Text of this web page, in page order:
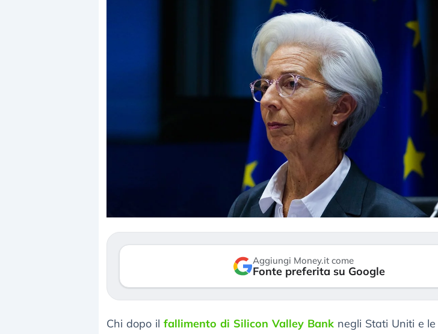
Aggiungi Money.it come
Fonte preferita su Google
Chi dopo il fallimento di Silicon Valley Banknegli Stati Uniti e
Dalle valutazioni
correzione. Cosa
repricing degli
verso le (…)
3 agosto 2026